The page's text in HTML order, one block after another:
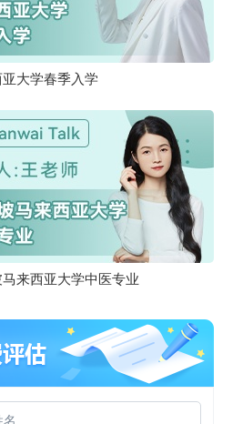
大学春季入学
马来西亚大学中医专业